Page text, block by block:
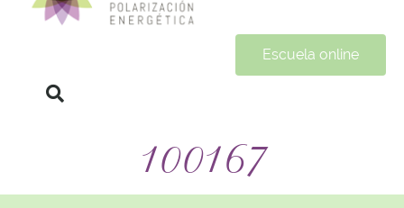
Escuela online
100167